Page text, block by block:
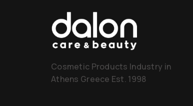
Cosmetic Products Industry in
Athens Greece Est. 1998